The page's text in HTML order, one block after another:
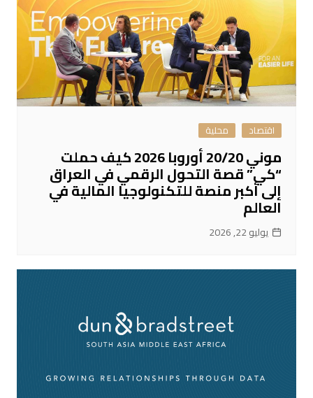
اقتصاد محلية
موني 20/20 أوروبا 2026 كيف حملت
“كي” قصة التحول الرقمي في العراق
إلى أكبر منصة للتكنولوجيا المالية في
العالم
يوليو 22, 2026